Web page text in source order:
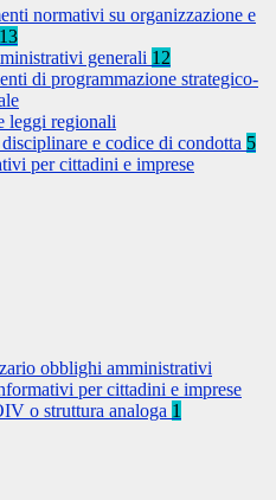
normativi su organizzazione e
13
generali 12
di programmazione strategico-
leggi regionali
e codice di condotta 5
per cittadini e imprese
obblighi amministrativi
per cittadini e imprese
o struttura analoga 1